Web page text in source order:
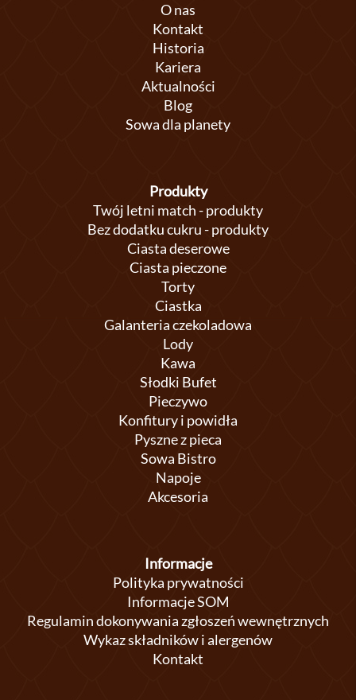
O nas
Kontakt
Historia
Kariera
Aktualności
Blog
Sowa dla planety
Produkty
Twój letni match - produkty
Bez dodatku cukru - produkty
Ciasta deserowe
Ciasta pieczone
Torty
Ciastka
Galanteria czekoladowa
Lody
Kawa
Słodki Bufet
Pieczywo
Konfitury i powidła
Pyszne z pieca
Sowa Bistro
Napoje
Akcesoria
Informacje
Polityka prywatności
Informacje SOM
Regulamin dokonywania zgłoszeń wewnętrznych
Wykaz składników i alergenów
Kontakt